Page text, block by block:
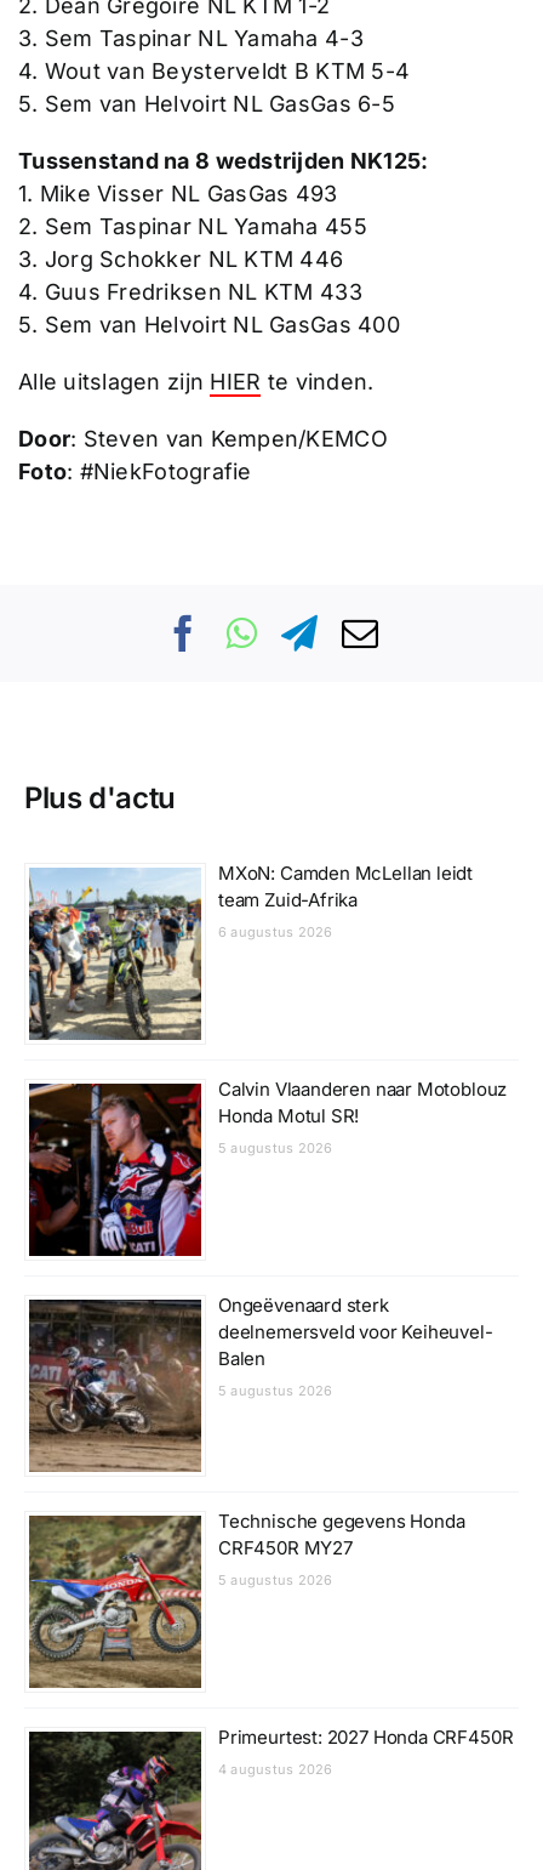
2. Dean Gregoire NL KTM 1-2
3. Sem Taspinar NL Yamaha 4-3
4. Wout van Beysterveldt B KTM 5-4
5. Sem van Helvoirt NL GasGas 6-5
Tussenstand na 8 wedstrijden NK125:
1. Mike Visser NL GasGas 493
2. Sem Taspinar NL Yamaha 455
3. Jorg Schokker NL KTM 446
4. Guus Fredriksen NL KTM 433
5. Sem van Helvoirt NL GasGas 400
Alle uitslagen zijn HIER te vinden.
Door: Steven van Kempen/KEMCO
Foto: #NiekFotografie
Plus d'actu
MXoN: Camden McLellan leidt
team Zuid-Afrika
6 augustus 2026
Calvin Vlaanderen naar Motoblouz
Honda Motul SR!
5 augustus 2026
Ongeëvenaard sterk
deelnemersveld voor Keiheuvel-
Balen
5 augustus 2026
Technische gegevens Honda
CRF450R MY27
5 augustus 2026
Primeurtest: 2027 Honda CRF450R
4 augustus 2026